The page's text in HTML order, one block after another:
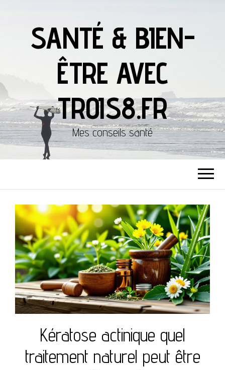
SANTÉ & BIEN-
ÊTRE AVEC
TROIS8.FR
Mes conseils santé
Kératose actinique quel
traitement naturel peut être